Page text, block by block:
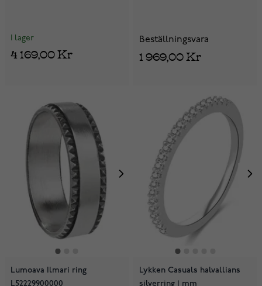
I lager
4 169,00 Kr
Beställningsvara
1 969,00 Kr
Lumoava Ilmari ring
L52229900000
Lykken Casuals halvallians
silverring 1 mm